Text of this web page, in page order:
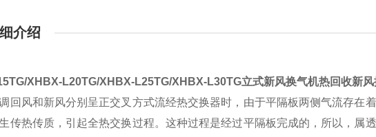
介绍
XHBX-L20TG/XHBX-L25TG/XHBX-L30TG立式新风换气机热回收新
回风和新风分别呈正交叉方式流经热交换器时，由于平隔板两侧气流存在
传热传质，引起全热交换过程。这种过程是经过平隔板完成的，所以，属